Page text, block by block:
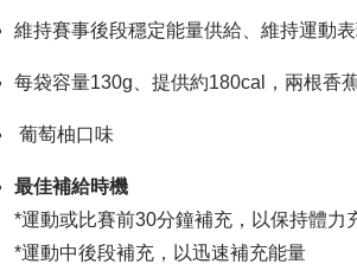
維持賽事後段穩定能量供給、維持運動
每袋容量130g、提供約180cal，兩根香
葡萄柚口味
最佳補給時機
*運動或比賽前30分鐘補充，以保持體力
*運動中後段補充，以迅速補充能量